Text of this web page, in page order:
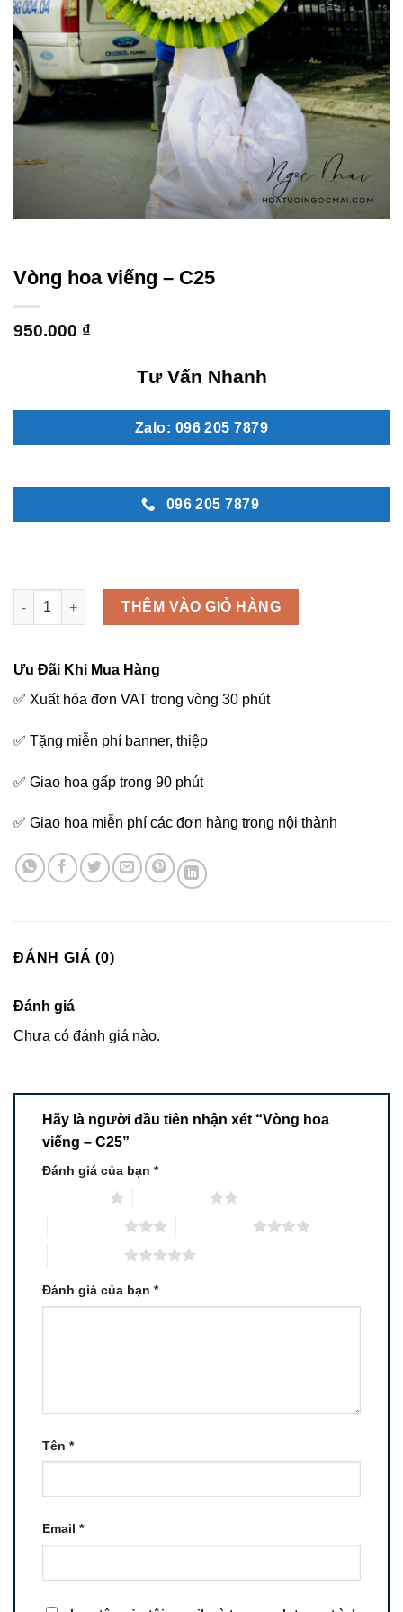
Vòng hoa viếng – C25
950.000 ₫
Tư Vấn Nhanh
Zalo: 096 205 7879
096 205 7879
Vòng hoa viếng - C25 số lượng
THÊM VÀO GIỎ HÀNG
Ưu Đãi Khi Mua Hàng
✅ Xuất hóa đơn VAT trong vòng 30 phút
✅ Tặng miễn phí banner, thiệp
✅ Giao hoa gấp trong 90 phút
✅ Giao hoa miễn phí các đơn hàng trong nội thành
ĐÁNH GIÁ (0)
Đánh giá
Chưa có đánh giá nào.
Hãy là người đầu tiên nhận xét “Vòng hoa
viếng – C25”
Đánh giá của bạn *
Đánh giá của bạn *
Tên *
Email *